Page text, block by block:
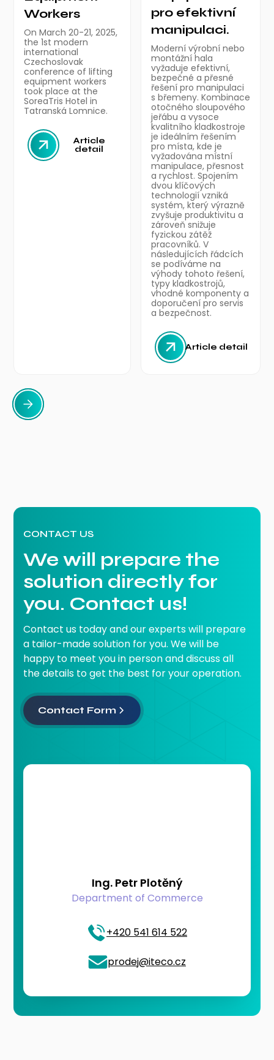
Workers
On March 20-21, 2025,
the 1st modern
international
Czechoslovak
conference of lifting
equipment workers
took place at the
SoreaTris Hotel in
Tatranská Lomnice.
Article
detail
pro efektivní
manipulaci.
Moderní výrobní nebo
montážní hala
vyžaduje efektivní,
bezpečné a přesné
řešení pro manipulaci
s břemeny. Kombinace
otočného sloupového
jeřábu a vysoce
kvalitního kladkostroje
je ideálním řešením
pro místa, kde je
vyžadována místní
manipulace, přesnost
a rychlost. Spojením
dvou klíčových
technologií vzniká
systém, který výrazně
zvyšuje produktivitu a
zároveň snižuje
fyzickou zátěž
pracovníků. V
následujících řádcích
se podíváme na
výhody tohoto řešení,
typy kladkostrojů,
vhodné komponenty a
doporučení pro servis
a bezpečnost.
Article detail
CONTACT US
We will prepare the
solution directly for
you. Contact us!
Contact us today and our experts will prepare
a tailor-made solution for you. We will be
happy to meet you in person and discuss all
the details to get the best for your operation.
Contact Form
Ing. Petr Plotěný
Department of Commerce
+420 541 614 522
prodej@iteco.cz